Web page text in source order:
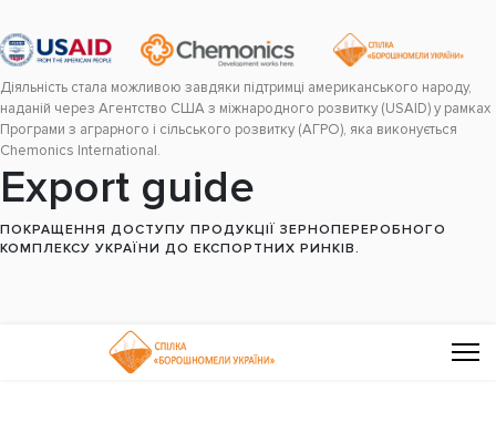
Діяльність стала можливою завдяки підтримці американського народу,
наданій через Агентство США з міжнародного розвитку (USAID) у рамках
Програми з аграрного і сільського розвитку (АГРО), яка виконується
Chemonics International.
Export guide
ПОКРАЩЕННЯ ДОСТУПУ ПРОДУКЦІЇ ЗЕРНОПЕРЕРОБНОГО
КОМПЛЕКСУ УКРАЇНИ ДО ЕКСПОРТНИХ РИНКІВ.